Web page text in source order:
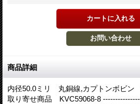
商品詳細
内径50.0ミリ 丸銅線,カプトンボビ
取り寄せ商品 KVC59068-8